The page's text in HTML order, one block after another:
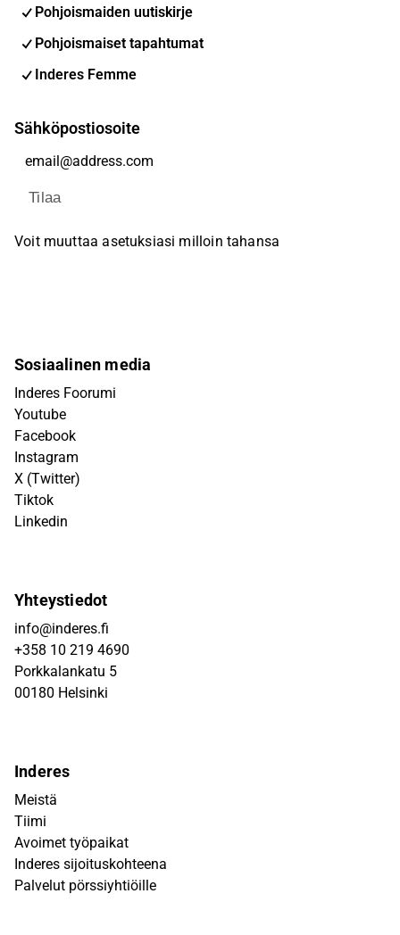
Pohjoismaiden uutiskirje
Pohjoismaiset tapahtumat
Inderes Femme
Sähköpostiosoite
Tilaa
Voit muuttaa asetuksiasi milloin tahansa
Sosiaalinen media
Inderes Foorumi
Youtube
Facebook
Instagram
X (Twitter)
Tiktok
Linkedin
Yhteystiedot
info@inderes.fi
+358 10 219 4690
Porkkalankatu 5
00180 Helsinki
Inderes
Meistä
Tiimi
Avoimet työpaikat
Inderes sijoituskohteena
Palvelut pörssiyhtiöille